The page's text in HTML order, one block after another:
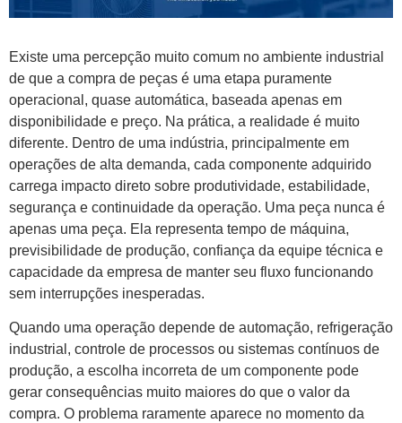
Existe uma percepção muito comum no ambiente industrial
de que a compra de peças é uma etapa puramente
operacional, quase automática, baseada apenas em
disponibilidade e preço. Na prática, a realidade é muito
diferente. Dentro de uma indústria, principalmente em
operações de alta demanda, cada componente adquirido
carrega impacto direto sobre produtividade, estabilidade,
segurança e continuidade da operação. Uma peça nunca é
apenas uma peça. Ela representa tempo de máquina,
previsibilidade de produção, confiança da equipe técnica e
capacidade da empresa de manter seu fluxo funcionando
sem interrupções inesperadas.
Quando uma operação depende de automação, refrigeração
industrial, controle de processos ou sistemas contínuos de
produção, a escolha incorreta de um componente pode
gerar consequências muito maiores do que o valor da
compra. O problema raramente aparece no momento da